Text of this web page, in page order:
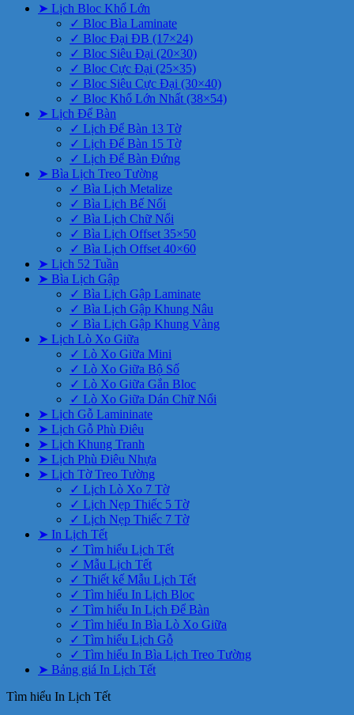
➤ Lịch Bloc Khổ Lớn
✓ Bloc Bìa Laminate
✓ Bloc Đại ĐB (17×24)
✓ Bloc Siêu Đại (20×30)
✓ Bloc Cực Đại (25×35)
✓ Bloc Siêu Cực Đại (30×40)
✓ Bloc Khổ Lớn Nhất (38×54)
➤ Lịch Để Bàn
✓ Lịch Để Bàn 13 Tờ
✓ Lịch Để Bàn 15 Tờ
✓ Lịch Để Bàn Đứng
➤ Bìa Lịch Treo Tường
✓ Bìa Lịch Metalize
✓ Bìa Lịch Bế Nổi
✓ Bìa Lịch Chữ Nổi
✓ Bìa Lịch Offset 35×50
✓ Bìa Lịch Offset 40×60
➤ Lịch 52 Tuần
➤ Bìa Lịch Gập
✓ Bìa Lịch Gập Laminate
✓ Bìa Lịch Gập Khung Nâu
✓ Bìa Lịch Gập Khung Vàng
➤ Lịch Lò Xo Giữa
✓ Lò Xo Giữa Mini
✓ Lò Xo Giữa Bộ Số
✓ Lò Xo Giữa Gắn Bloc
✓ Lò Xo Giữa Dán Chữ Nổi
➤ Lịch Gỗ Lamininate
➤ Lịch Gỗ Phù Điêu
➤ Lịch Khung Tranh
➤ Lịch Phù Điêu Nhựa
➤ Lịch Tờ Treo Tường
✓ Lịch Lò Xo 7 Tờ
✓ Lịch Nẹp Thiếc 5 Tờ
✓ Lịch Nẹp Thiếc 7 Tờ
➤ In Lịch Tết
✓ Tìm hiểu Lịch Tết
✓ Mẫu Lịch Tết
✓ Thiết kế Mẫu Lịch Tết
✓ Tìm hiểu In Lịch Bloc
✓ Tìm hiểu In Lịch Để Bàn
✓ Tìm hiểu In Bìa Lò Xo Giữa
✓ Tìm hiểu Lịch Gỗ
✓ Tìm hiểu In Bìa Lịch Treo Tường
➤ Bảng giá In Lịch Tết
Tìm hiểu In Lịch Tết